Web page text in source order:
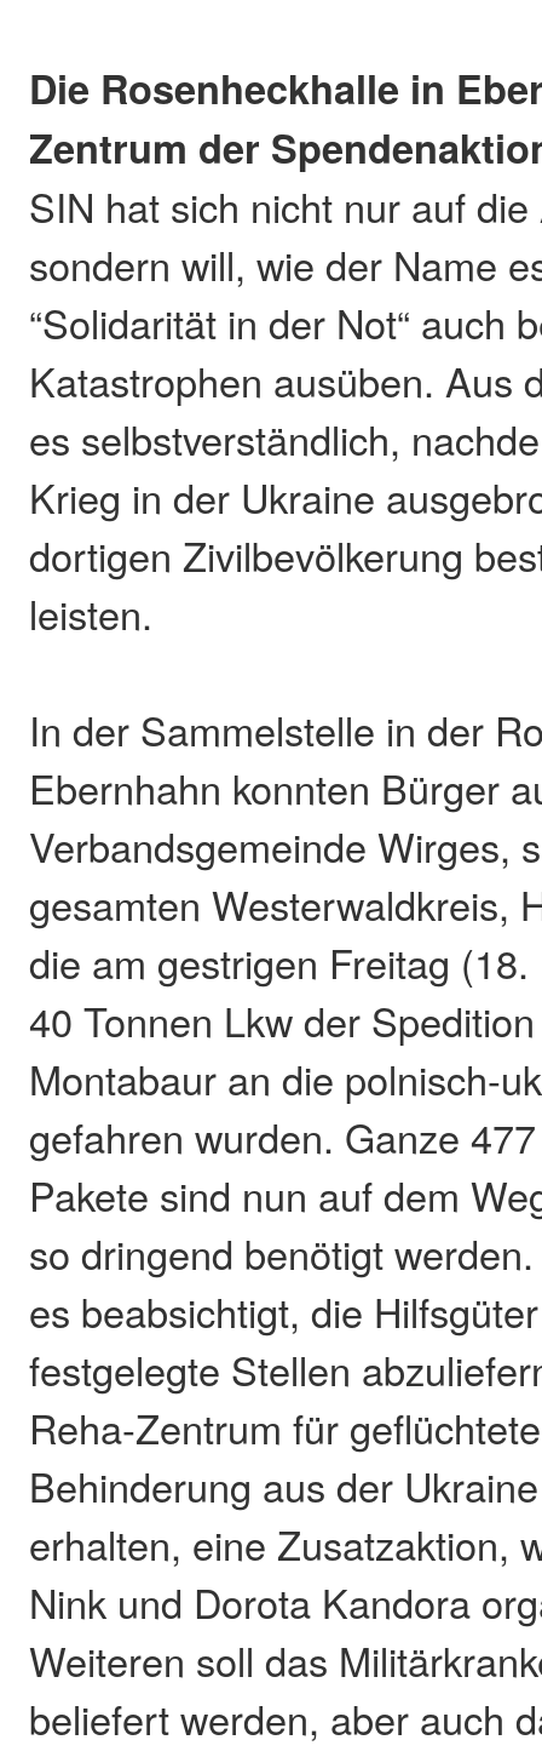
Die Rosenheckhalle in
Zentrum der
SIN hat sich nicht nur auf
sondern will, wie der Name
“Solidarität in der Not“ auch
Katastrophen ausüben. Aus
es selbstverständlich,
Krieg in der Ukraine
dortigen Zivilbevölkerung
leisten.
In der Sammelstelle in der
Ebernhahn konnten Bürger
Verbandsgemeinde Wirges,
gesamten Westerwaldkreis,
die am gestrigen Freitag
40 Tonnen Lkw der
Montabaur an die polnisch-
gefahren wurden. Ganze
Pakete sind nun auf dem
so dringend benötigt
es beabsichtigt, die
festgelegte Stellen
Reha-Zentrum für
Behinderung aus der
erhalten, eine Zusatzaktion,
Nink und Dorota Kandora
Weiteren soll das
beliefert werden, aber auch